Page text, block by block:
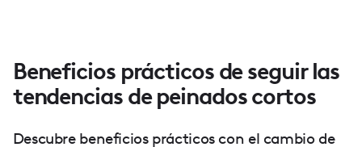
Beneficios prácticos de seguir las
tendencias de peinados cortos
Descubre beneficios prácticos con el cambio de